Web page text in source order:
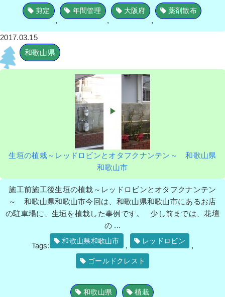
剪定
,
年間管理
,
大阪府
,
薬剤散布
2017.03.15
和歌山県
生垣の植栽～レッドロビンとオタフクナンテン～ 和歌山県
和歌山市
施工前施工後生垣の植栽～レッドロビンとオタフクナンテン
～ 和歌山県和歌山市今回は、和歌山県和歌山市にあるお店
の駐車場に、生垣を植栽した事例です。 少し前までは、花壇
の ...
Tags:
和歌山県和歌山市
,
レッドロビン
,
ゴールドクレスト
和歌山県 植栽